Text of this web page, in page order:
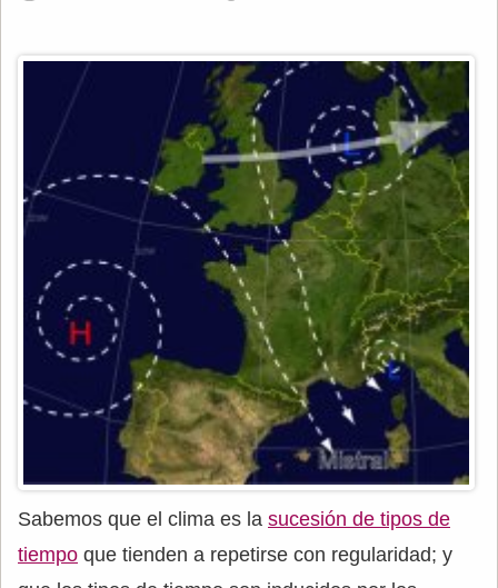
Sabemos que el clima es la sucesión de tipos de
tiempo que tienden a repetirse con regularidad; y